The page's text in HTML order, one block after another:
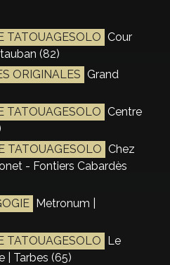
TATOUAGESOLO Cour
(82)
ORIGINALES Grand
TATOUAGESOLO Centre
TATOUAGESOLO Chez
- Fontiers Cabardès
Metronum |
TATOUAGESOLO Le
| Tarbes (65)